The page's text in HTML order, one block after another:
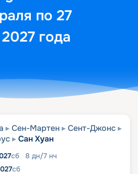
по 27
года
Сен-Мартен
Сент-Джонс
Сан Хуан
сб 8 дн/7 нч
сб